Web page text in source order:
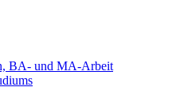
BA- und MA-Arbeit